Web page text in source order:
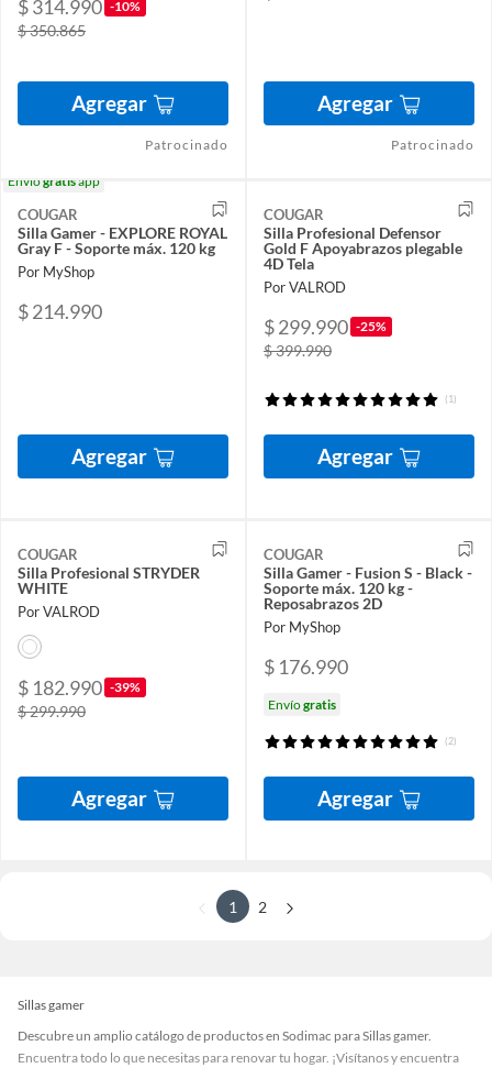
$ 314.990 -10%
$ 350.865
Agregar
Patrocinado
Agregar
Patrocinado
Envíogratisapp
COUGAR
Silla Gamer - EXPLORE ROYAL
Gray F - Soporte máx. 120 kg
Por MyShop
$ 214.990
Agregar
COUGAR
Silla Profesional Defensor
Gold F Apoyabrazos plegable
4D Tela
Por VALROD
$ 299.990 -25%
$ 399.990
(1)
Agregar
COUGAR
Silla Profesional STRYDER
WHITE
Por VALROD
$ 182.990 -39%
$ 299.990
Agregar
COUGAR
Silla Gamer - Fusion S - Black -
Soporte máx. 120 kg -
Reposabrazos 2D
Por MyShop
$ 176.990
Envíogratis
(2)
Agregar
1 2
Sillas gamer
Descubre un amplio catálogo de productos en Sodimac para Sillas gamer.
Encuentra todo lo que necesitas para renovar tu hogar. ¡Visítanos y encuentra